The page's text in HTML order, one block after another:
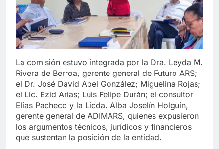
La comisión estuvo integrada por la Dra. Leyda M.
Rivera de Berroa, gerente general de Futuro ARS;
el Dr. José David Abel González; Miguelina Rojas;
el Lic. Ezid Arias; Luis Felipe Durán; el consultor
Elías Pacheco y la Licda. Alba Joselín Holguín,
gerente general de ADIMARS, quienes expusieron
los argumentos técnicos, jurídicos y financieros
que sustentan la posición de la entidad.